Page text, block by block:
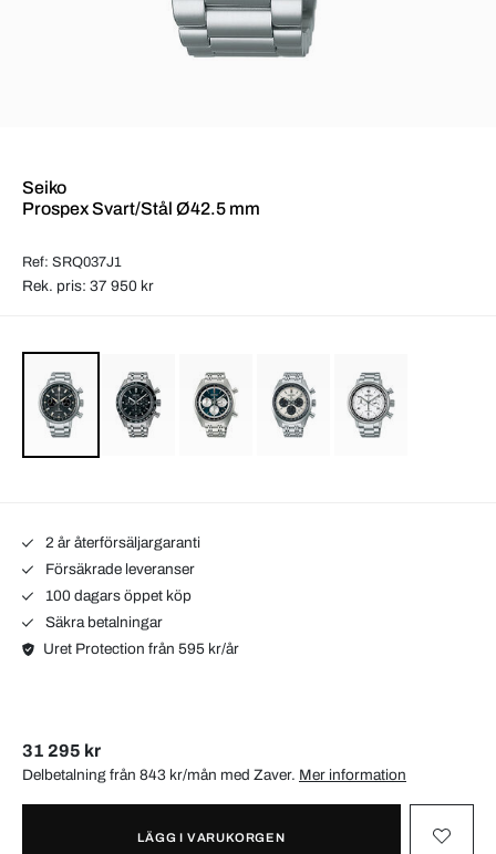
Seiko
Prospex Svart/Stål Ø42.5 mm
Ref: SRQ037J1
Rek. pris: 37 950 kr
2 år återförsäljargaranti
Försäkrade leveranser
100 dagars öppet köp
Säkra betalningar
Uret Protection från 595 kr/år
31 295 kr
Delbetalning från 843 kr/mån med Zaver. Mer information
LÄGG I VARUKORGEN